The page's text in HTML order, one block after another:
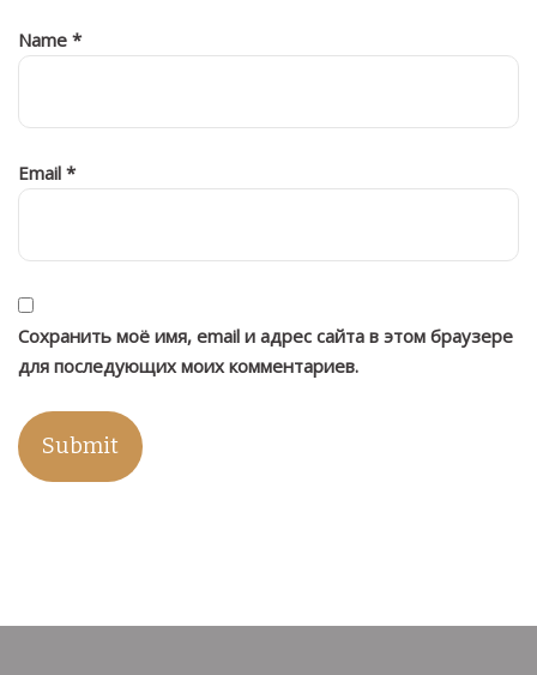
Name *
Email *
Сохранить моё имя, email и адрес сайта в этом браузере
для последующих моих комментариев.